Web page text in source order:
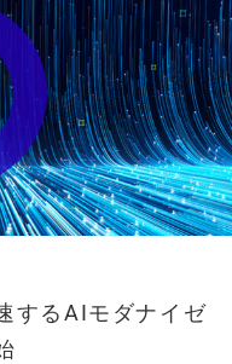
するAIモダナイゼ